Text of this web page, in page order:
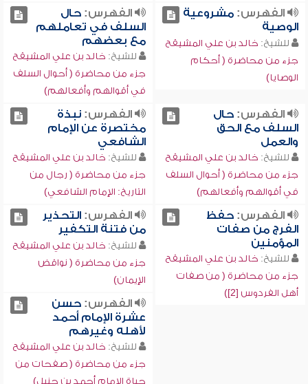
الفهرس:مشروعية
الوصية
للشيخ: خالد بن علي المشيقح
جزء من محاضرة ( أحكام
الوصايا)
الفهرس:حال
السلف في تعاملهم
مع بعضهم
للشيخ: خالد بن علي المشيقح
جزء من محاضرة ( أحوال السلف
في أقوالهم وأفعالهم)
الفهرس:حال
السلف مع الحق
والعمل
للشيخ: خالد بن علي المشيقح
جزء من محاضرة ( أحوال السلف
في أقوالهم وأفعالهم)
الفهرس:نبذة
مختصرة عن الإمام
الشافعي
للشيخ: خالد بن علي المشيقح
جزء من محاضرة ( رجال من
التاريخ: الإمام الشافعي)
الفهرس:حفظ
الفرج من صفات
المؤمنين
للشيخ: خالد بن علي المشيقح
جزء من محاضرة ( من صفات
أهل الفردوس [2])
الفهرس:التحذير
من فتنة التكفير
للشيخ: خالد بن علي المشيقح
جزء من محاضرة ( نواقض
الإيمان)
الفهرس:حسن
عشرة الإمام أحمد
لأهله وغيرهم
للشيخ: خالد بن علي المشيقح
جزء من محاضرة ( صفحات من
حياة الإمام أحمد بن حنبل)